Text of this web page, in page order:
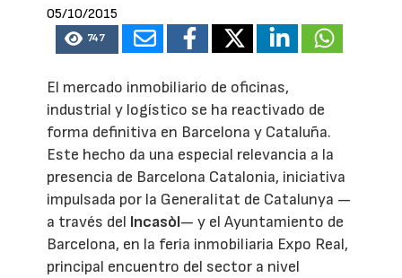
05/10/2015
747
El mercado inmobiliario de oficinas,
industrial y logístico se ha reactivado de
forma definitiva en Barcelona y Cataluña.
Este hecho da una especial relevancia a la
presencia de Barcelona Catalonia, iniciativa
impulsada por la Generalitat de Catalunya —
a través del Incasòl— y el Ayuntamiento de
Barcelona, en la feria inmobiliaria Expo Real,
principal encuentro del sector a nivel